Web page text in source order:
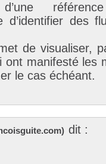
référence
d’identifier des
de visualiser,
ont manifesté les
le cas échéant.
) dit :